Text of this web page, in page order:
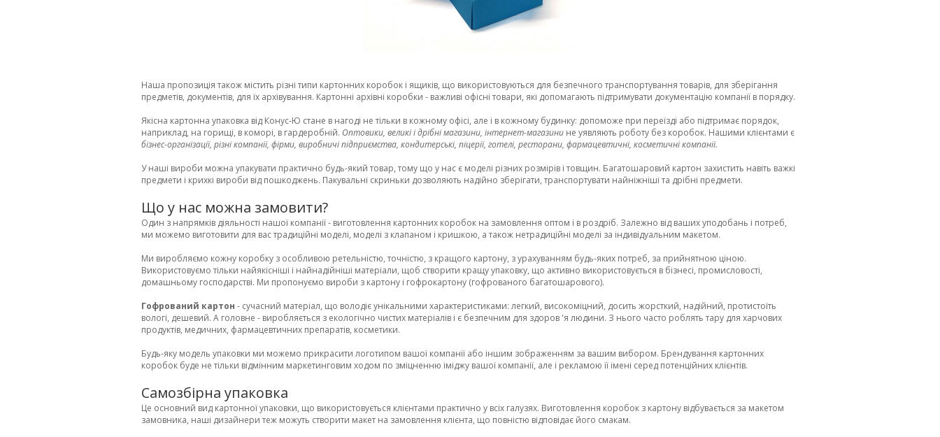
Наша пропозиція також містить різні типи картонних коробок і ящиків, що використовуються для безпечного транспортування товарів, для зберігання
предметів, документів, для їх архівування. Картонні архівні коробки - важливі офісні товари, які допомагають підтримувати документацію компанії в порядку.
Якісна картонна упаковка від Конус-Ю стане в нагоді не тільки в кожному офісі, але і в кожному будинку: допоможе при переїзді або підтримає порядок,
наприклад, на горищі, в коморі, в гардеробній. Оптовики, великі і дрібні магазини, інтернет-магазини не уявляють роботу без коробок. Нашими клієнтами є
бізнес-організації, різні компанії, фірми, виробничі підприємства, кондитерські, піцерії, готелі, ресторани, фармацевтичні, косметичні компанії.
У наші вироби можна упакувати практично будь-який товар, тому що у нас є моделі різних розмірів і товщин. Багатошаровий картон захистить навіть важкі
предмети і крихкі вироби від пошкоджень. Пакувальні скриньки дозволяють надійно зберігати, транспортувати найніжніші та дрібні предмети.
Що у нас можна замовити?
Один з напрямків діяльності нашої компанії - виготовлення картонних коробок на замовлення оптом і в роздріб. Залежно від ваших уподобань і потреб,
ми можемо виготовити для вас традиційні моделі, моделі з клапаном і кришкою, а також нетрадиційні моделі за індивідуальним макетом.
Ми виробляємо кожну коробку з особливою ретельністю, точністю, з кращого картону, з урахуванням будь-яких потреб, за прийнятною ціною.
Використовуємо тільки найякісніші і найнадійніші матеріали, щоб створити кращу упаковку, що активно використовується в бізнесі, промисловості,
домашньому господарстві. Ми пропонуємо вироби з картону і гофрокартону (гофрованого багатошарового).
Гофрований картон - сучасний матеріал, що володіє унікальними характеристиками: легкий, високоміцний, досить жорсткий, надійний, протистоїть
вологі, дешевий. А головне - виробляється з екологічно чистих матеріалів і є безпечним для здоров 'я людини. З нього часто роблять тару для харчових
продуктів, медичних, фармацевтичних препаратів, косметики.
Будь-яку модель упаковки ми можемо прикрасити логотипом вашої компанії або іншим зображенням за вашим вибором. Брендування картонних
коробок буде не тільки відмінним маркетинговим ходом по зміцненню іміджу вашої компанії, але і рекламою її імені серед потенційних клієнтів.
Самозбірна упаковка
Це основний вид картонної упаковки, що використовується клієнтами практично у всіх галузях. Виготовлення коробок з картону відбувається за макетом
замовника, наші дизайнери теж можуть створити макет на замовлення клієнта, що повністю відповідає його смакам.